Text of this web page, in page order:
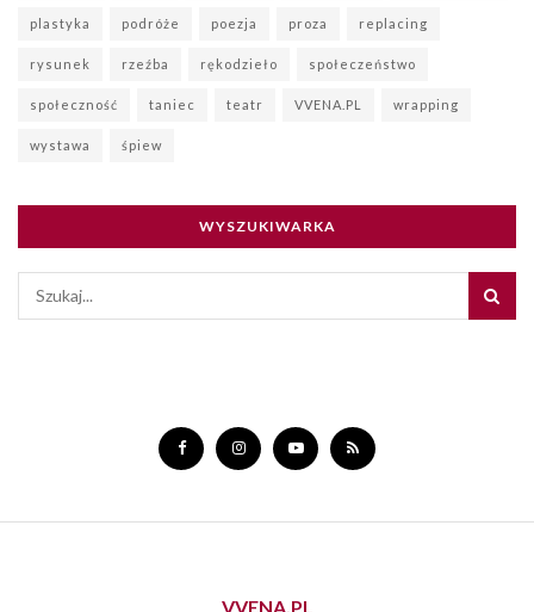
plastyka podróże poezja proza replacing
rysunek rzeźba rękodzieło społeczeństwo
społeczność taniec teatr VVENA.PL wrapping
wystawa śpiew
WYSZUKIWARKA
VVENA.PL